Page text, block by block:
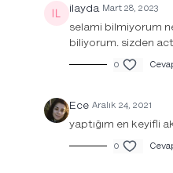
5. Gün
Ücretsiz
ilayda Mart 28, 2023
selami bilmiyorum
biliyorum. sizden
0
Ece Aralık 24, 2021
yaptığım en keyifli
0